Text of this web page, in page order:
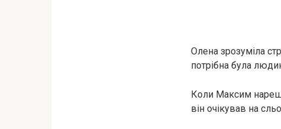
Олена зрозуміла
потрібна була
Коли Максим
він очікував на